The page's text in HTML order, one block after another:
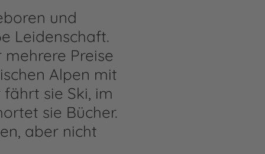
und
Leidenschaft.
Preise
Alpen mit
sie Ski, im
sie Bücher.
aber nicht